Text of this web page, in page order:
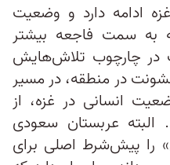
ادامه دارد و وضعیت
به سمت فاجعه بیشتر
در چارچوب تلاش‌هایش
در منطقه، در مسیر
انسانی در غزه، از
البته عربستان سعودی
را پیش‌شرط اصلی برای